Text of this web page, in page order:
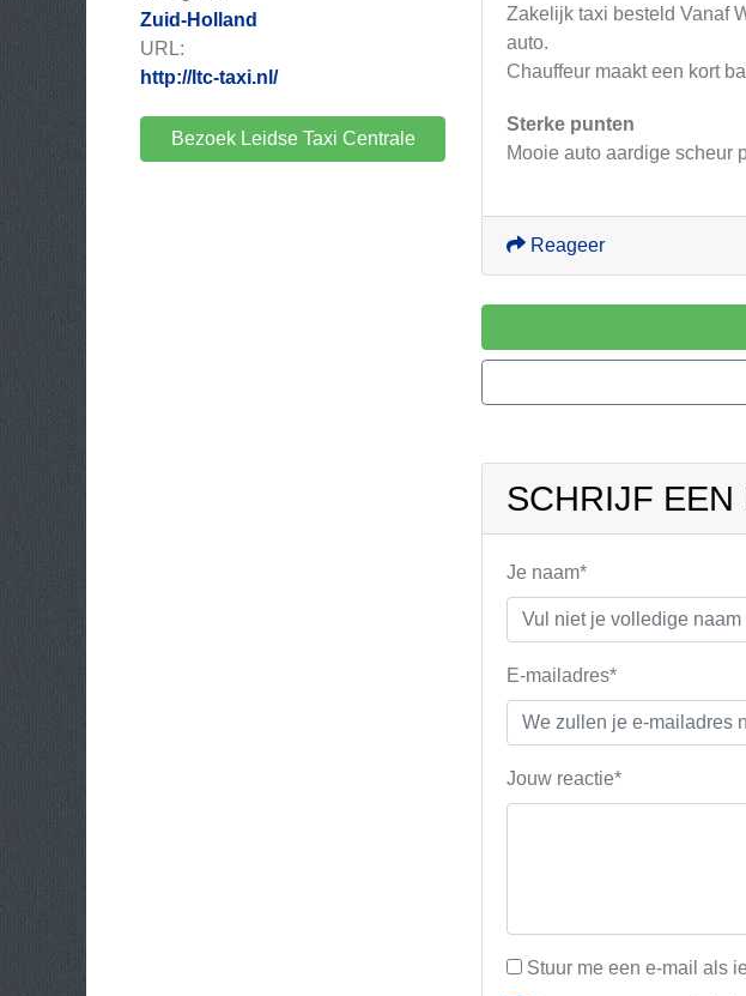
Zuid-Holland
URL:
http://ltc-taxi.nl/
Bezoek Leidse Taxi Centrale
Zakelijk taxi besteld Vanaf
auto.
Chauffeur maakt een kort
Sterke punten
Mooie auto aardige scheur
Reageer
SCHRIJF EEN
Je naam*
E-mailadres*
Jouw reactie*
Stuur me een e-mail als